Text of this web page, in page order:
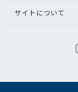
サイトについて